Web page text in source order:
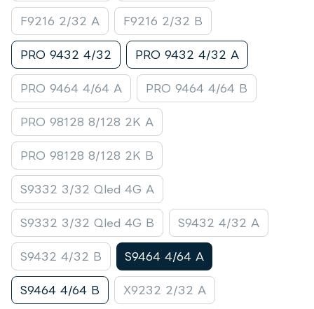
F9216 2/32 A F9216 2/32 B
PRO 9432 4/32 PRO 9432 4/32 A
PRO 9464 4/64 A PRO 9464 4/64 B
PRO 98128 8/128 2K A
PRO 98128 8/128 2K B
S9332 3/32 Qled 4G A
S9332 3/32 Qled 4G B S9432 4/32 A
S9432 4/32 B S9464 4/64 A
S9464 4/64 B X9232 2/32 A